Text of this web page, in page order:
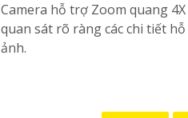
Camera hỗ trợ Zoom quang
quan sát rõ ràng các chi tiết
ảnh.